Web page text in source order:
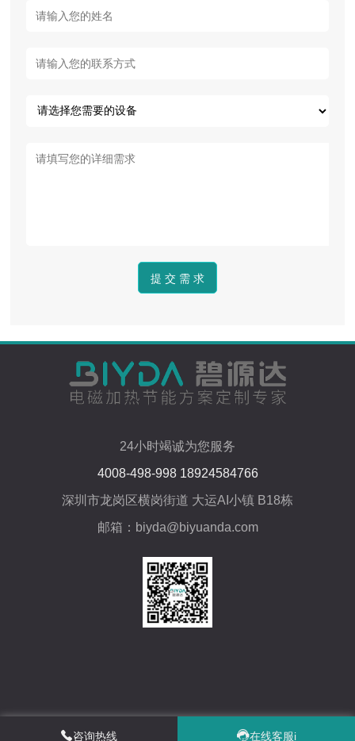
24小时竭诚为您服务
4008-498-998 18924584766
深圳市龙岗区横岗街道 大运AI小镇 B18栋
邮箱：biyda@biyuanda.com
咨询热线 在线客服i